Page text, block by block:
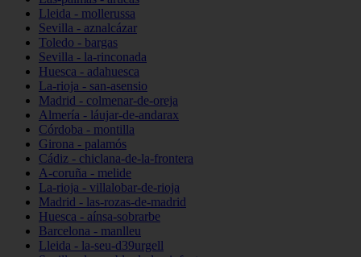
Lleida - mollerussa
Sevilla - aznalcázar
Toledo - bargas
Sevilla - la-rinconada
Huesca - adahuesca
La-rioja - san-asensio
Madrid - colmenar-de-oreja
Almería - láujar-de-andarax
Córdoba - montilla
Girona - palamós
Cádiz - chiclana-de-la-frontera
A-coruña - melide
La-rioja - villalobar-de-rioja
Madrid - las-rozas-de-madrid
Huesca - aínsa-sobrarbe
Barcelona - manlleu
Lleida - la-seu-d39urgell